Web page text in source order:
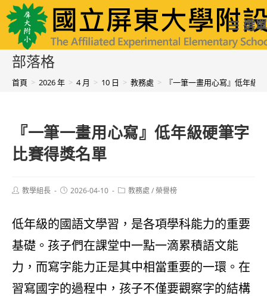
跳
轉
至
國立屏東大學附設實驗國民小學 選單
部落格
首頁 > 2026 年 > 4 月 > 10 日 > 教務處 > 『一筆一畫用心寫』低年級
『一筆一畫用心寫』低年級硬筆字
比賽得獎名單
Post教學組長
Post2026-04-10
Post教務處 /榮譽榜
低年級的國語文學習，是各項學科能力的重要
基礎。孩子們在課堂中一點一滴累積語文能
力，而寫字能力正是其中相當重要的一環。在
習寫國字的過程中，孩子不僅要觀察字的結構